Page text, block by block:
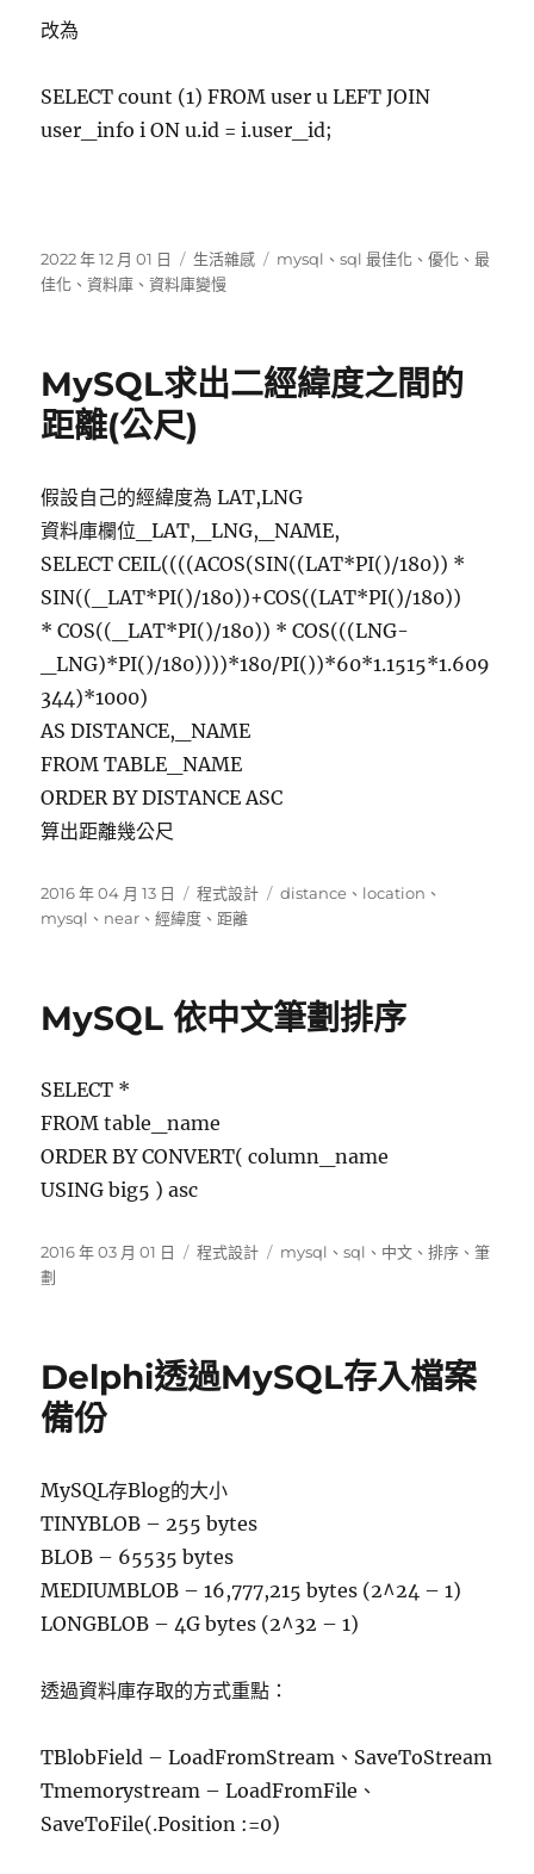
改為
SELECT count (1) FROM user u LEFT JOIN
user_info i ON u.id = i.user_id;
發
佈
2022 年 12 月 01 日
分
類
生活雜感
標
mysql 、sql 最佳化 、優化 、最
佳化 、資料庫 、資料庫變慢
MySQL求出二經緯度之間的
距離(公尺)
假設自己的經緯度為 LAT,LNG
資料庫欄位_LAT,_LNG,_NAME,
SELECT CEIL((((ACOS(SIN((LAT*PI()/180)) *
SIN((_LAT*PI()/180))+COS((LAT*PI()/180))
* COS((_LAT*PI()/180)) * COS(((LNG-
_LNG)*PI()/180))))*180/PI())*60*1.1515*1.609
344)*1000)
AS DISTANCE,_NAME
FROM TABLE_NAME
ORDER BY DISTANCE ASC
算出距離幾公尺
發
佈
2016 年 04 月 13 日
分
類
程式設計
標
distance 、 location 、
mysql 、 near 、經緯度 、 距離
MySQL 依中文筆劃排序
SELECT *
FROM table_name
ORDER BY CONVERT( column_name
USING big5 ) asc
發
佈
2016 年 03 月 01 日
分
程式設計
標
mysql 、sql 、 中文 、排序 、筆
劃
Delphi透過MySQL存入檔案
備份
MySQL存Blog的大小
TINYBLOB – 255 bytes
BLOB – 65535 bytes
MEDIUMBLOB – 16,777,215 bytes (2^24 – 1)
LONGBLOB – 4G bytes (2^32 – 1)
透過資料庫存取的方式重點：
TBlobField – LoadFromStream、SaveToStream
Tmemorystream – LoadFromFile、
SaveToFile(.Position :=0)